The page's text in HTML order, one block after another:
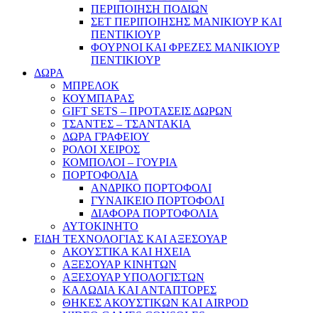
ΠΕΡΙΠΟΙΗΣΗ ΠΟΔΙΩΝ
ΣΕΤ ΠΕΡΙΠΟΙΗΣΗΣ ΜΑΝΙΚΙΟΥΡ ΚΑΙ
ΠΕΝΤΙΚΙΟΥΡ
ΦΟΥΡΝΟΙ ΚΑΙ ΦΡΕΖΕΣ ΜΑΝΙΚΙΟΥΡ
ΠΕΝΤΙΚΙΟΥΡ
ΔΩΡΑ
ΜΠΡΕΛΟΚ
ΚΟΥΜΠΑΡΑΣ
GIFT SETS – ΠΡΟΤΑΣΕΙΣ ΔΩΡΩΝ
ΤΣΑΝΤΕΣ – ΤΣΑΝΤΑΚΙΑ
ΔΩΡΑ ΓΡΑΦΕΙΟΥ
ΡΟΛΟΙ ΧΕΙΡΟΣ
ΚΟΜΠΟΛΟΙ – ΓΟΥΡΙΑ
ΠΟΡΤΟΦΟΛΙΑ
ΑΝΔΡΙΚΟ ΠΟΡΤΟΦΟΛΙ
ΓΥΝΑΙΚΕΙΟ ΠΟΡΤΟΦΟΛΙ
ΔΙΑΦΟΡΑ ΠΟΡΤΟΦΟΛΙΑ
ΑΥΤΟΚΙΝΗΤΟ
ΕΙΔΗ ΤΕΧΝΟΛΟΓΙΑΣ ΚΑΙ ΑΞΕΣΟΥΑΡ
ΑΚΟΥΣΤΙΚΑ ΚΑΙ ΗΧΕΙΑ
ΑΞΕΣΟΥΑΡ ΚΙΝΗΤΩΝ
ΑΞΕΣΟΥΑΡ ΥΠΟΛΟΓΙΣΤΩΝ
ΚΑΛΩΔΙΑ ΚΑΙ ΑΝΤΑΠΤΟΡΕΣ
ΘΗΚΕΣ ΑΚΟΥΣΤΙΚΩΝ ΚΑΙ AIRPOD